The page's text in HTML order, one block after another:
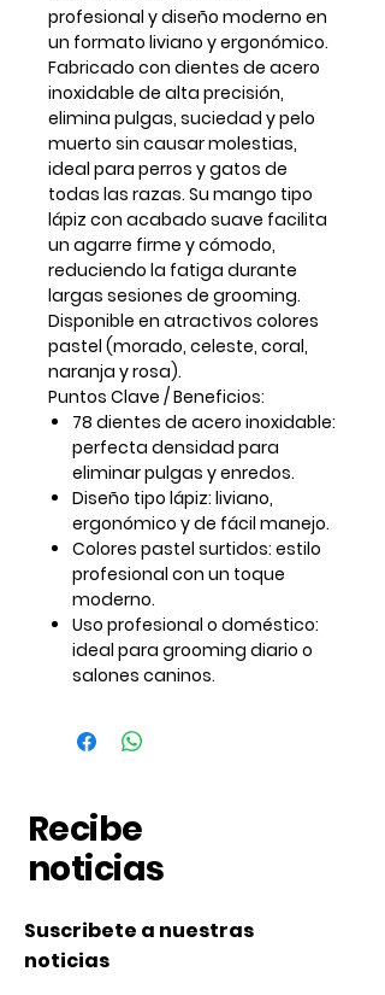
profesional y diseño moderno en
un formato liviano y ergonómico.
Fabricado con dientes de acero
inoxidable de alta precisión,
elimina pulgas, suciedad y pelo
muerto sin causar molestias,
ideal para perros y gatos de
todas las razas. Su mango tipo
lápiz con acabado suave facilita
un agarre firme y cómodo,
reduciendo la fatiga durante
largas sesiones de grooming.
Disponible en atractivos colores
pastel (morado, celeste, coral,
naranja y rosa).
Puntos Clave / Beneficios:
78 dientes de acero inoxidable:
perfecta densidad para
eliminar pulgas y enredos.
Diseño tipo lápiz: liviano,
ergonómico y de fácil manejo.
Colores pastel surtidos: estilo
profesional con un toque
moderno.
Uso profesional o doméstico:
ideal para grooming diario o
salones caninos.
Recibe
noticias
Suscribete a nuestras
noticias